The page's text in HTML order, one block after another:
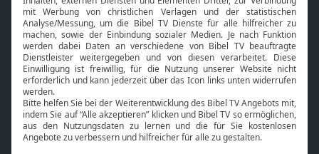
Bibelthek Online-Bibel
Nächster Gottesdienst
Bibel TV
Über uns
Jobs
Service
Kontakt
TV-Empfang